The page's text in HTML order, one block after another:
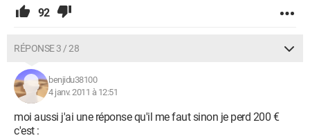
92
RÉPONSE 3 / 28
benjidu38100
4 janv. 2011 à 12:51
moi aussi j'ai une réponse qu'il me faut sinon je perd 200 €
c'est :